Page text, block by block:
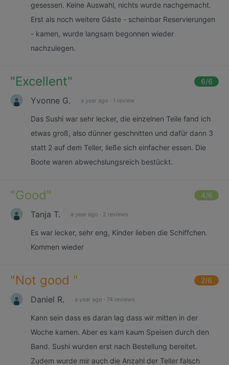
gesessen. Keine Auswahl, nichts wurde nachgemacht.
Erst als noch weitere Gäste - scheinbar Reservierungen
- kamen, wurde langsam begonnen wieder
nachzulegen.
"Excellent" 6/6
Yvonne G. a year ago · 1 review
Das Sushi war sehr lecker, die einzelnen Teile fand ich
etwas groß, also dünner geschnitten und dafür dann 3
statt 2 auf dem Teller, ließe sich einfacher essen. Die
Boote waren abwechslungsreich bestückt.
"Good" 4/6
Tanja T. a year ago · 2 reviews
Es war lecker, sehr eng, Kinder lieben die Schiffchen.
Kommen wieder
"Not good " 2/6
Daniel R. a year ago · 74 reviews
Kann sein dass es daran lag dass wir mitten in der
Woche kamen. Aber es kam kaum Speisen durch den
Band. Sushi wurden erst nach Bestellung bereitet.
Zudem wurde mir auch die Anzahl der Teller falsch